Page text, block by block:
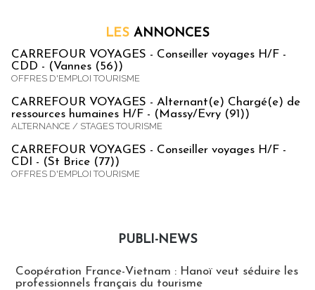
LES ANNONCES
CARREFOUR VOYAGES - Conseiller voyages H/F -
CDD - (Vannes (56))
OFFRES D'EMPLOI TOURISME
CARREFOUR VOYAGES - Alternant(e) Chargé(e) de
ressources humaines H/F - (Massy/Evry (91))
ALTERNANCE / STAGES TOURISME
CARREFOUR VOYAGES - Conseiller voyages H/F -
CDI - (St Brice (77))
OFFRES D'EMPLOI TOURISME
PUBLI-NEWS
Coopération France-Vietnam : Hanoï veut séduire les
professionnels français du tourisme